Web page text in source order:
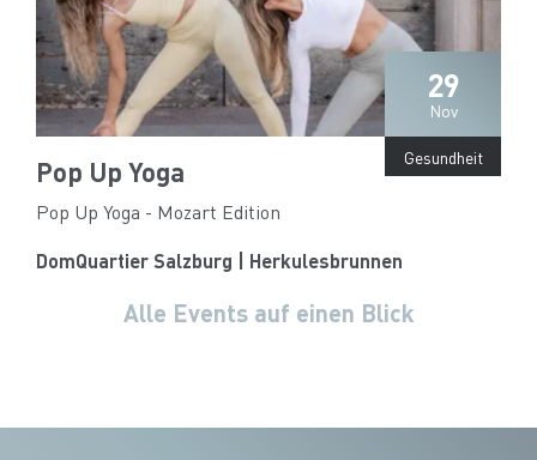
29
Nov
Gesundheit
Pop Up Yoga
Pop Up Yoga - Mozart Edition
DomQuartier Salzburg | Herkulesbrunnen
Alle Events auf einen Blick